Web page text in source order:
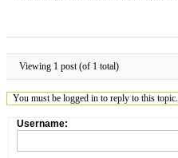
Viewing 1 post (of 1 total)
You must be logged in to reply to this topic.
Username: